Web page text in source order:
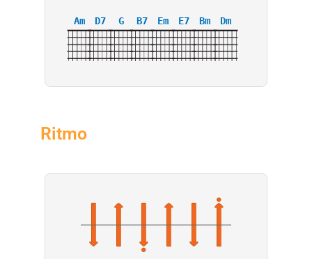
Am D7 G B7 Em E7 Bm Dm
Ritmo